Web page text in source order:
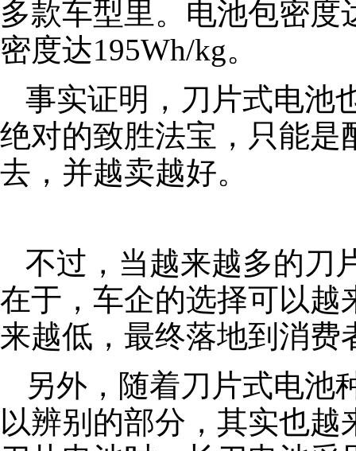
多款车型里。电池包密度
密度达195Wh/kg。
事实证明，刀片式电池
绝对的致胜法宝，只能是
去，并越卖越好。
不过，当越来越多的刀
在于，车企的选择可以越
来越低，最终落地到消费
另外，随着刀片式电池
以辨别的部分，其实也